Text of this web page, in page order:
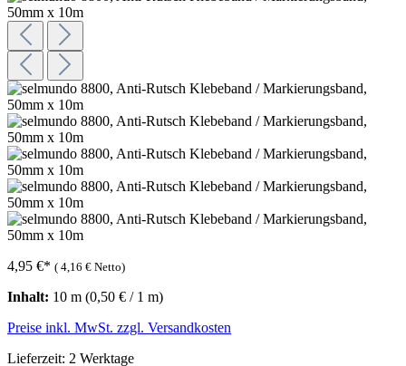
4,95 €* ( 4,16 € Netto)
Inhalt: 10 m (0,50 € / 1 m)
Preise inkl. MwSt. zzgl. Versandkosten
Lieferzeit: 2 Werktage